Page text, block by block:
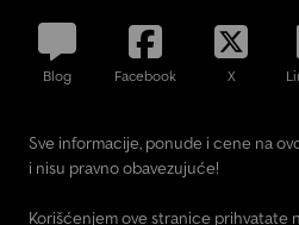
Blog Facebook X
Sve informacije, ponude i cene na
i nisu pravno obavezujuće!
Korišćenjem ove stranice prihvatate